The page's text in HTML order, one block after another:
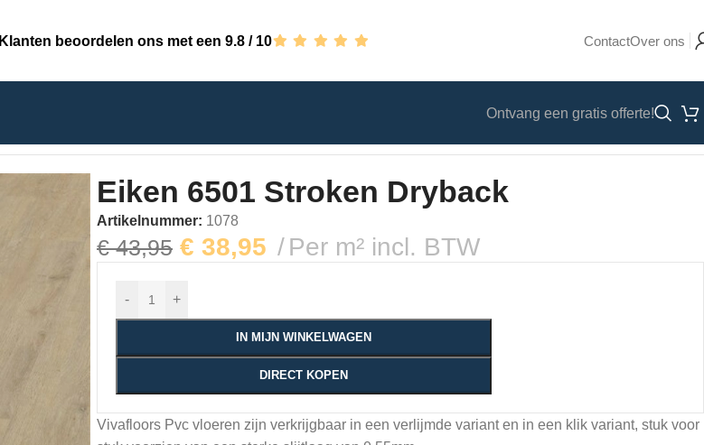
Klanten beoordelen ons met een 9.8 / 10 ContactOver ons
Ontvang een gratis offerte!
Eiken 6501 Stroken Dryback
Artikelnummer: 1078
€43,95 € 38,95 Per m² incl. BTW
- +
IN MIJN WINKELWAGEN
DIRECT KOPEN
Vivafloors Pvc vloeren zijn verkrijgbaar in een verlijmde variant en in een klik variant, stuk voor